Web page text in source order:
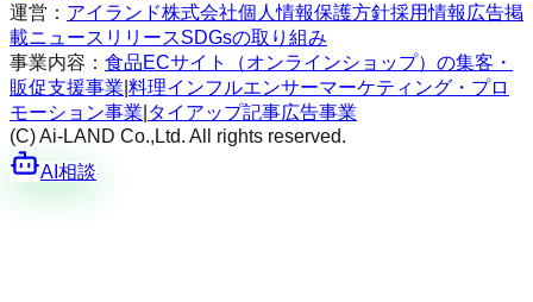
運営： アイランド株式会社個人情報保護方針採用情報 広告掲
載ニュースリリースSDGsの取り組み
事業内容： 食品ECサイト（オンラインショップ）の集客・
販促支援事業 料理インフルエンサーマーケティング・プロ
モーション事業 タイアップ記事広告事業
(C) Ai-LAND Co.,Ltd. All rights reserved.
AI相談